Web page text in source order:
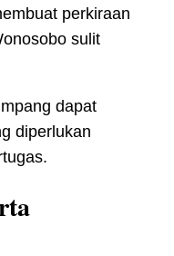
perkiraan
sulit
dapat
diperlukan